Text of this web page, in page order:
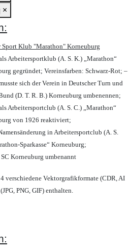
×
Sport Klub "Marathon" Korneuburg
Arbeitersportklub (A. S. K.) „Marathon“
gegründet; Vereinsfarben: Schwarz-Rot; –
sich der Verein in Deutscher Turn und
(D. T. R. B.) Korneuburg umbenennen;
Arbeitersportclub (A. S. C.) „Marathon“
von 1926 reaktiviert;
in Arbeitersportclub (A. S.
Sparkasse“ Korneuburg;
Korneuburg umbenannt
verschiedene Vektorgrafikformate (CDR, AI
PNG, GIF) enthalten.